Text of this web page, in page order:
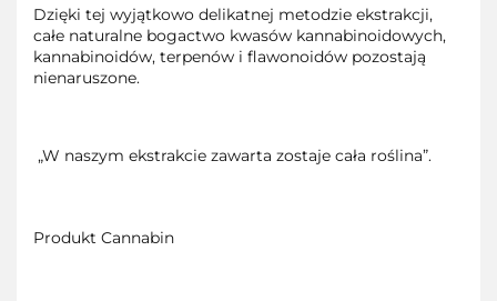
Dzięki tej wyjątkowo delikatnej metodzie ekstrakcji,
całe naturalne bogactwo kwasów kannabinoidowych,
kannabinoidów, terpenów i flawonoidów pozostają
nienaruszone.
„W naszym ekstrakcie zawarta zostaje cała roślina”.
Produkt Cannabin